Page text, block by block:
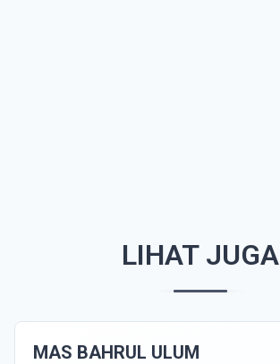
LIHAT JUGA
MAS BAHRUL ULUM